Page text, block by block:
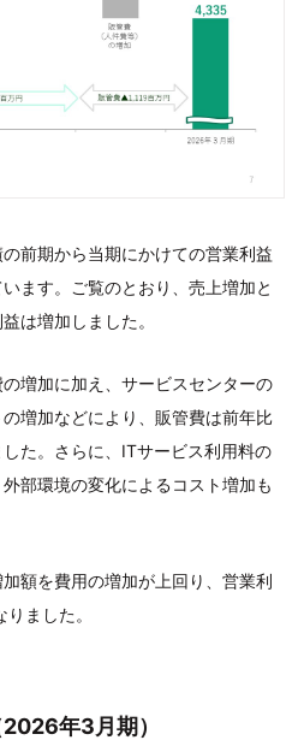
前期から当期にかけての営業利益
ます。ご覧のとおり、売上増加と
は増加しました。
増加に加え、サービスセンターの
増加などにより、販管費は前年比
た。さらに、ITサービス利用料の
部環境の変化によるコスト増加も
額を費用の増加が上回り、営業利
ました。
年3月期）